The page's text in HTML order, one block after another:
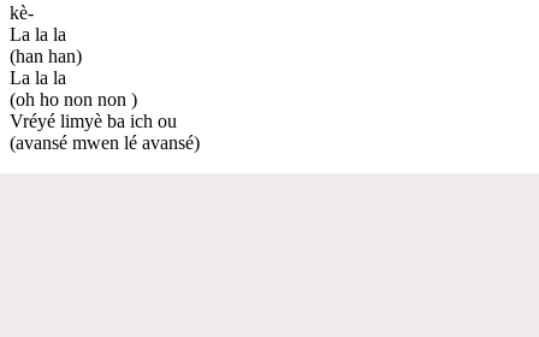
kè-
La la la
(han han)
La la la
(oh ho non non )
Vréyé limyè ba ich ou
(avansé mwen lé avansé)